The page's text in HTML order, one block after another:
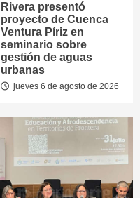
Rivera presentó
proyecto de Cuenca
Ventura Píriz en
seminario sobre
gestión de aguas
urbanas
jueves 6 de agosto de 2026